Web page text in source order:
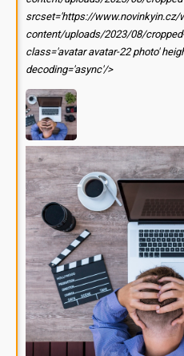
srcset='https://www.novinkyin.cz/
content/uploads/2023/08/
class='avatar avatar-22 photo'
decoding='async'/>